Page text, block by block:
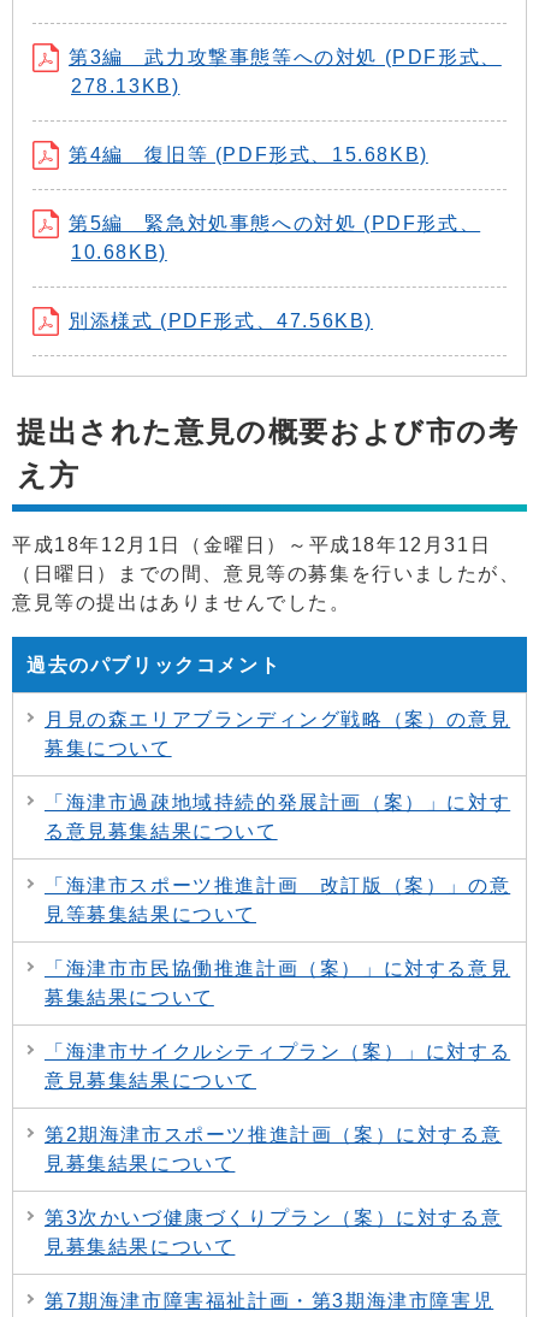
第3編 武力攻撃事態等への対処 (PDF形式、
278.13KB)
第4編 復旧等 (PDF形式、15.68KB)
第5編 緊急対処事態への対処 (PDF形式、
10.68KB)
別添様式 (PDF形式、47.56KB)
提出された意見の概要および市の考
え方
平成18年12月1日（金曜日）～平成18年12月31日
（日曜日）までの間、意見等の募集を行いましたが、
意見等の提出はありませんでした。
過去のパブリックコメント
月見の森エリアブランディング戦略（案）の意見
募集について
「海津市過疎地域持続的発展計画（案）」に対す
る意見募集結果について
「海津市スポーツ推進計画 改訂版（案）」の意
見等募集結果について
「海津市市民協働推進計画（案）」に対する意見
募集結果について
「海津市サイクルシティプラン（案）」に対する
意見募集結果について
第2期海津市スポーツ推進計画（案）に対する意
見募集結果について
第3次かいづ健康づくりプラン（案）に対する意
見募集結果について
第7期海津市障害福祉計画・第3期海津市障害児